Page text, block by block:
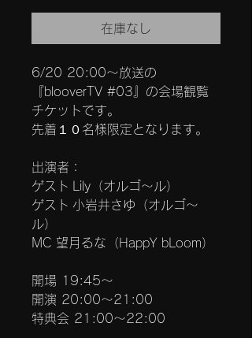
在庫なし
6/20 20:00〜放送の
『blooverTV #03』の会場観覧
チケットです。
先着１０名様限定となります。
出演者：
ゲスト Lily（オルゴ〜ル）
ゲスト 小岩井さゆ（オルゴ〜
ル）
MC 望月るな（HappY bLoom）
開場 19:45〜
開演 20:00〜21:00
特典会 21:00〜22:00